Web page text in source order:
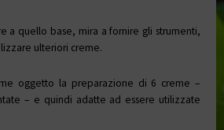
a quello base, mira a fornire gli strumenti,
ulteriori creme.
oggetto la preparazione di 6 creme –
– e quindi adatte ad essere utilizzate